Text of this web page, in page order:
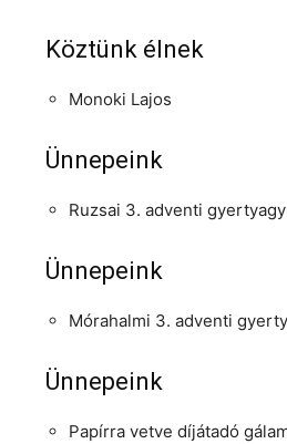
Köztünk élnek
Monoki Lajos
Ünnepeink
Ruzsai 3. adventi
Ünnepeink
Mórahalmi 3. adventi
Ünnepeink
Papírra vetve díjátadó